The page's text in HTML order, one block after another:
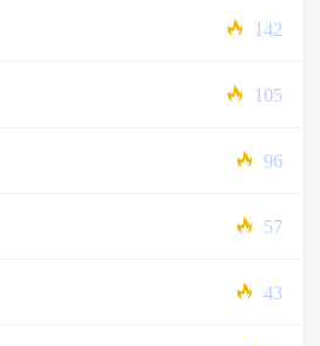
142
105
96
57
43